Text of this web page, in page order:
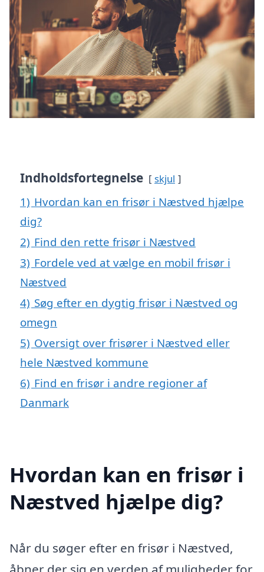
Indholdsfortegnelse skjul
1) Hvordan kan en frisør i Næstved hjælpe
dig?
2) Find den rette frisør i Næstved
3) Fordele ved at vælge en mobil frisør i
Næstved
4) Søg efter en dygtig frisør i Næstved og
omegn
5) Oversigt over frisører i Næstved eller
hele Næstved kommune
6) Find en frisør i andre regioner af
Danmark
Hvordan kan en frisør i
Næstved hjælpe dig?
Når du søger efter en frisør i Næstved,